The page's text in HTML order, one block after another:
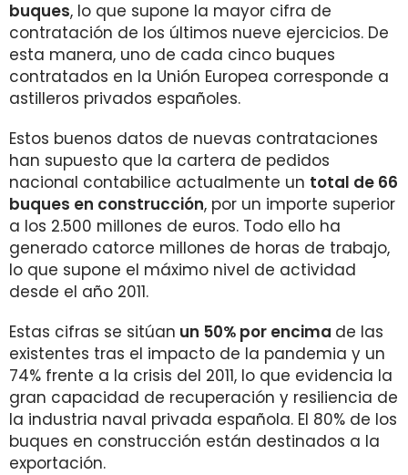
buques, lo que supone la mayor cifra de
contratación de los últimos nueve ejercicios. De
esta manera, uno de cada cinco buques
contratados en la Unión Europea corresponde a
astilleros privados españoles.
Estos buenos datos de nuevas contrataciones
han supuesto que la cartera de pedidos
nacional contabilice actualmente un total de 66
buques en construcción, por un importe superior
a los 2.500 millones de euros. Todo ello ha
generado catorce millones de horas de trabajo,
lo que supone el máximo nivel de actividad
desde el año 2011.
Estas cifras se sitúan un 50% por encima de las
existentes tras el impacto de la pandemia y un
74% frente a la crisis del 2011, lo que evidencia la
gran capacidad de recuperación y resiliencia de
la industria naval privada española. El 80% de los
buques en construcción están destinados a la
exportación.